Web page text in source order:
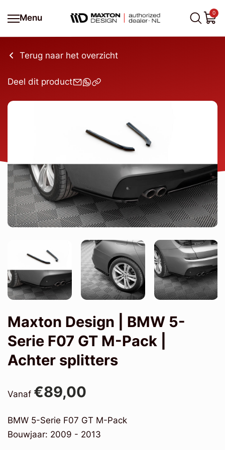
Menu
0
Terug naar het overzicht
Deel dit product
Maxton Design | BMW 5-
Serie F07 GT M-Pack |
Achter splitters
Vanaf €89,00
BMW 5-Serie F07 GT M-Pack
Bouwjaar: 2009 - 2013